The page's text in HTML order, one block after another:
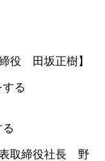
役 田坂正樹】
取締役社長 野